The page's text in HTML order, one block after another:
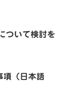
ついて検討を
項（日本語